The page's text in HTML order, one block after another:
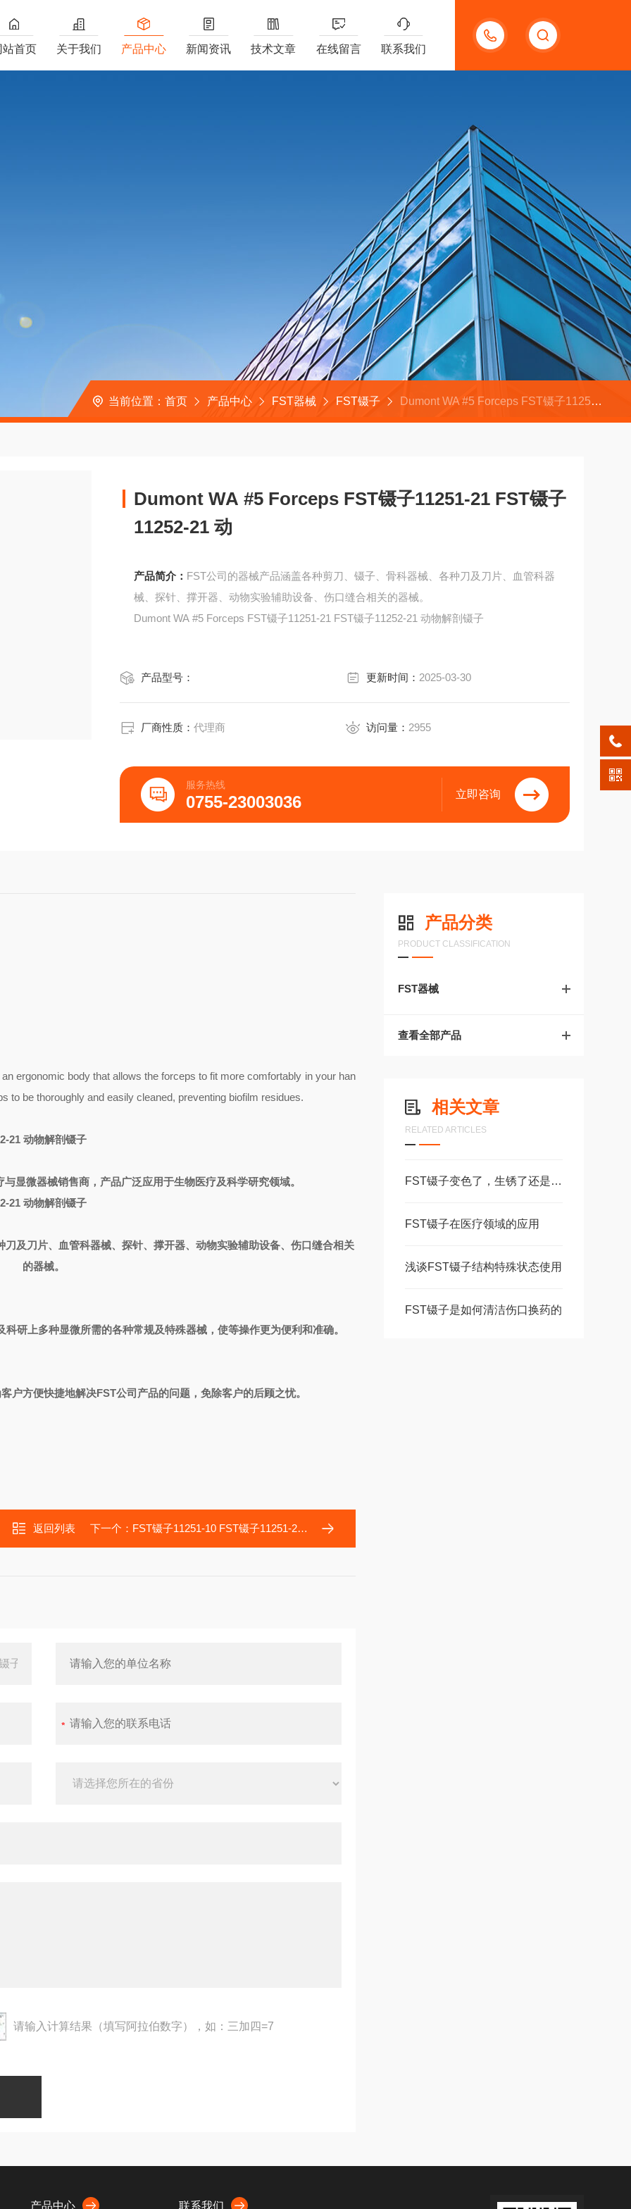
18123966210
站首页 关于我们 产品中心 新闻资讯 技术文章 在线留言 联系我们
当前位置： 首页 产品中心 FST器械 FST镊子 Dumont WA #5 Forceps FST镊子11251-21 FST镊子11252-21 动
Dumont WA #5 Forceps FST镊子11251-21 FST镊子
11252-21 动
产品简介： FST公司的器械产品涵盖各种剪刀、镊子、骨科器械、各种刀及刀片、血管科器
械、探针、撑开器、动物实验辅助设备、伤口缝合相关的器械。
Dumont WA #5 Forceps FST镊子11251-21 FST镊子11252-21 动物解剖镊子
产品型号： 更新时间： 2025-03-30
厂商性质：代理商 访问量： 2955
服务热线
0755-23003036 立即咨询
产品分类
PRODUCT CLASSIFICATION
FST器械
查看全部产品
相关文章
RELATED ARTICLES
FST镊子变色了，生锈了还是不小心染上颜色了？
FST镊子在医疗领域的应用
浅谈FST镊子结构特殊状态使用
FST镊子是如何清洁伤口换药的
ergonomic body that allows the forceps to fit more comfortably in your han
to be thoroughly and easily cleaned, preventing biofilm residues.
21 动物解剖镊子
显微器械销售商，产品广泛应用于生物医疗及科学研究领域。
21 动物解剖镊子
及刀片、血管科器械、探针、撑开器、动物实验辅助设备、伤口缝合相关
的器械。
研上多种显微所需的各种常规及特殊器械，使等操作更为便利和准确。
户方便快捷地解决FST公司产品的问题，免除客户的后顾之忧。
返回列表 下一个： FST镊子11251-10 FST镊子11251-20 FST镊子11251-30 Dumont精细
请输入计算结果（填写阿拉伯数字），如：三加四=7
产品中心 联系我们